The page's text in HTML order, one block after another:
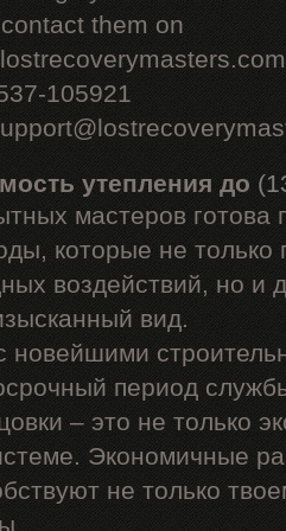
them on
105921
утепления до
мастеров готова
которые не
воздействий, но и
вид.
новейшими
период
– это не только
Экономичные
не только